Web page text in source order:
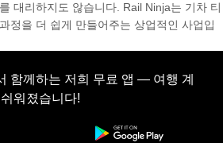
대리하지도 않습니다. Rail Ninja는 기차 티
정을 더 쉽게 만들어주는 상업적인 사업입
함께하는 저희 무료 앱 — 여행 계
워졌습니다!